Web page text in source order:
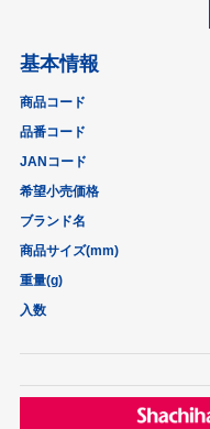
基本情報
商品コード
品番コード
JANコード
希望小売価格
ブランド名
商品サイズ(mm)
重量(g)
入数